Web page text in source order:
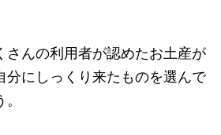
さんの利用者が認めたお土産が
分にしっくり来たものを選んで